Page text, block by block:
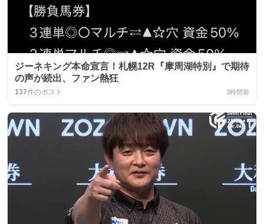
ジーネキング本命宣言！札幌12R『摩周湖特別』で期待
の声が続出、ファン熱狂
137件のポスト 3時間前